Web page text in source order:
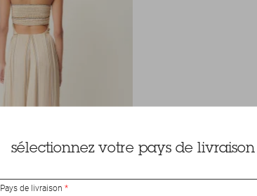
sélectionnez votre pays de livraison
Pays de livraison